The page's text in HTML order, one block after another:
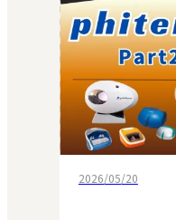
2026/05/20